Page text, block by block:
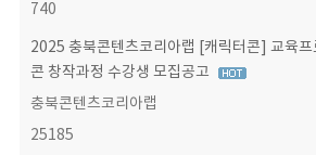
740
2025 충북콘텐츠코리아랩 [캐릭터콘] 교육프
콘 창작과정 수강생 모집공고
충북콘텐츠코리아랩
25185